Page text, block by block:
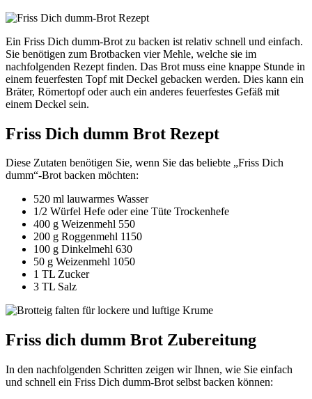
Ein Friss Dich dumm-Brot zu backen ist relativ schnell und einfach.
Sie benötigen zum Brotbacken vier Mehle, welche sie im
nachfolgenden Rezept finden. Das Brot muss eine knappe Stunde in
einem feuerfesten Topf mit Deckel gebacken werden. Dies kann ein
Bräter, Römertopf oder auch ein anderes feuerfestes Gefäß mit
einem Deckel sein.
Friss Dich dumm Brot Rezept
Diese Zutaten benötigen Sie, wenn Sie das beliebte „Friss Dich
dumm“-Brot backen möchten:
520 ml lauwarmes Wasser
1/2 Würfel Hefe oder eine Tüte Trockenhefe
400 g Weizenmehl 550
200 g Roggenmehl 1150
100 g Dinkelmehl 630
50 g Weizenmehl 1050
1 TL Zucker
3 TL Salz
Friss dich dumm Brot Zubereitung
In den nachfolgenden Schritten zeigen wir Ihnen, wie Sie einfach
und schnell ein Friss Dich dumm-Brot selbst backen können: